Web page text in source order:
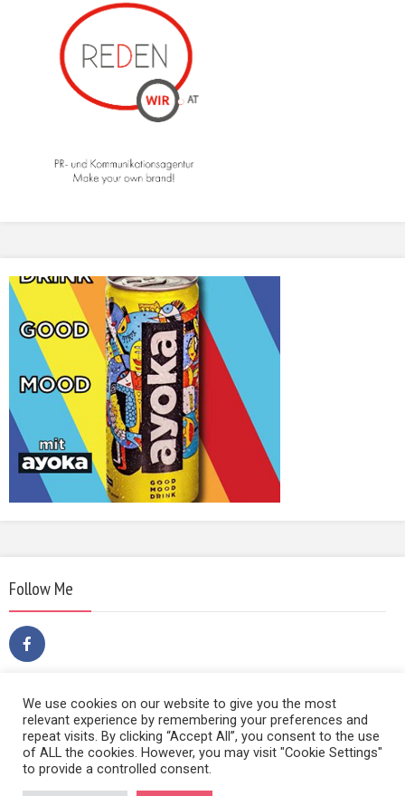
Follow Me
Copyright © 2014 | Film Sound & Media | Hietzinger Hauptstraße
We use cookies on our website to give you the most
relevant experience by remembering your preferences and
repeat visits. By clicking “Accept All”, you consent to the use
of ALL the cookies. However, you may visit "Cookie Settings"
to provide a controlled consent.